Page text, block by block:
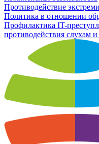
Противодействие
Политика в отношении
Профилактика IT-
противодействия слухам